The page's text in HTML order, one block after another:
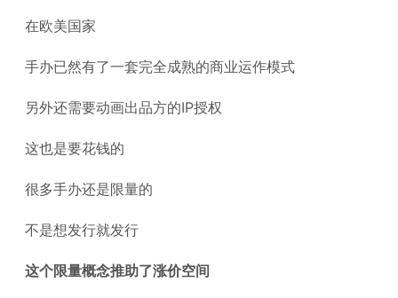
在欧美国家
手办已然有了一套完全成熟的商业运作模式
另外还需要动画出品方的IP授权
这也是要花钱的
很多手办还是限量的
不是想发行就发行
这个限量概念推助了涨价空间